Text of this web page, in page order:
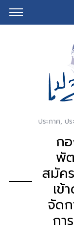
ประกาศ, ป
ก
พั
สมัค
เข้
จัด
กา